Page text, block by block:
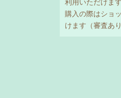
利用いただけま
購入の際はショ
けます（審査あり